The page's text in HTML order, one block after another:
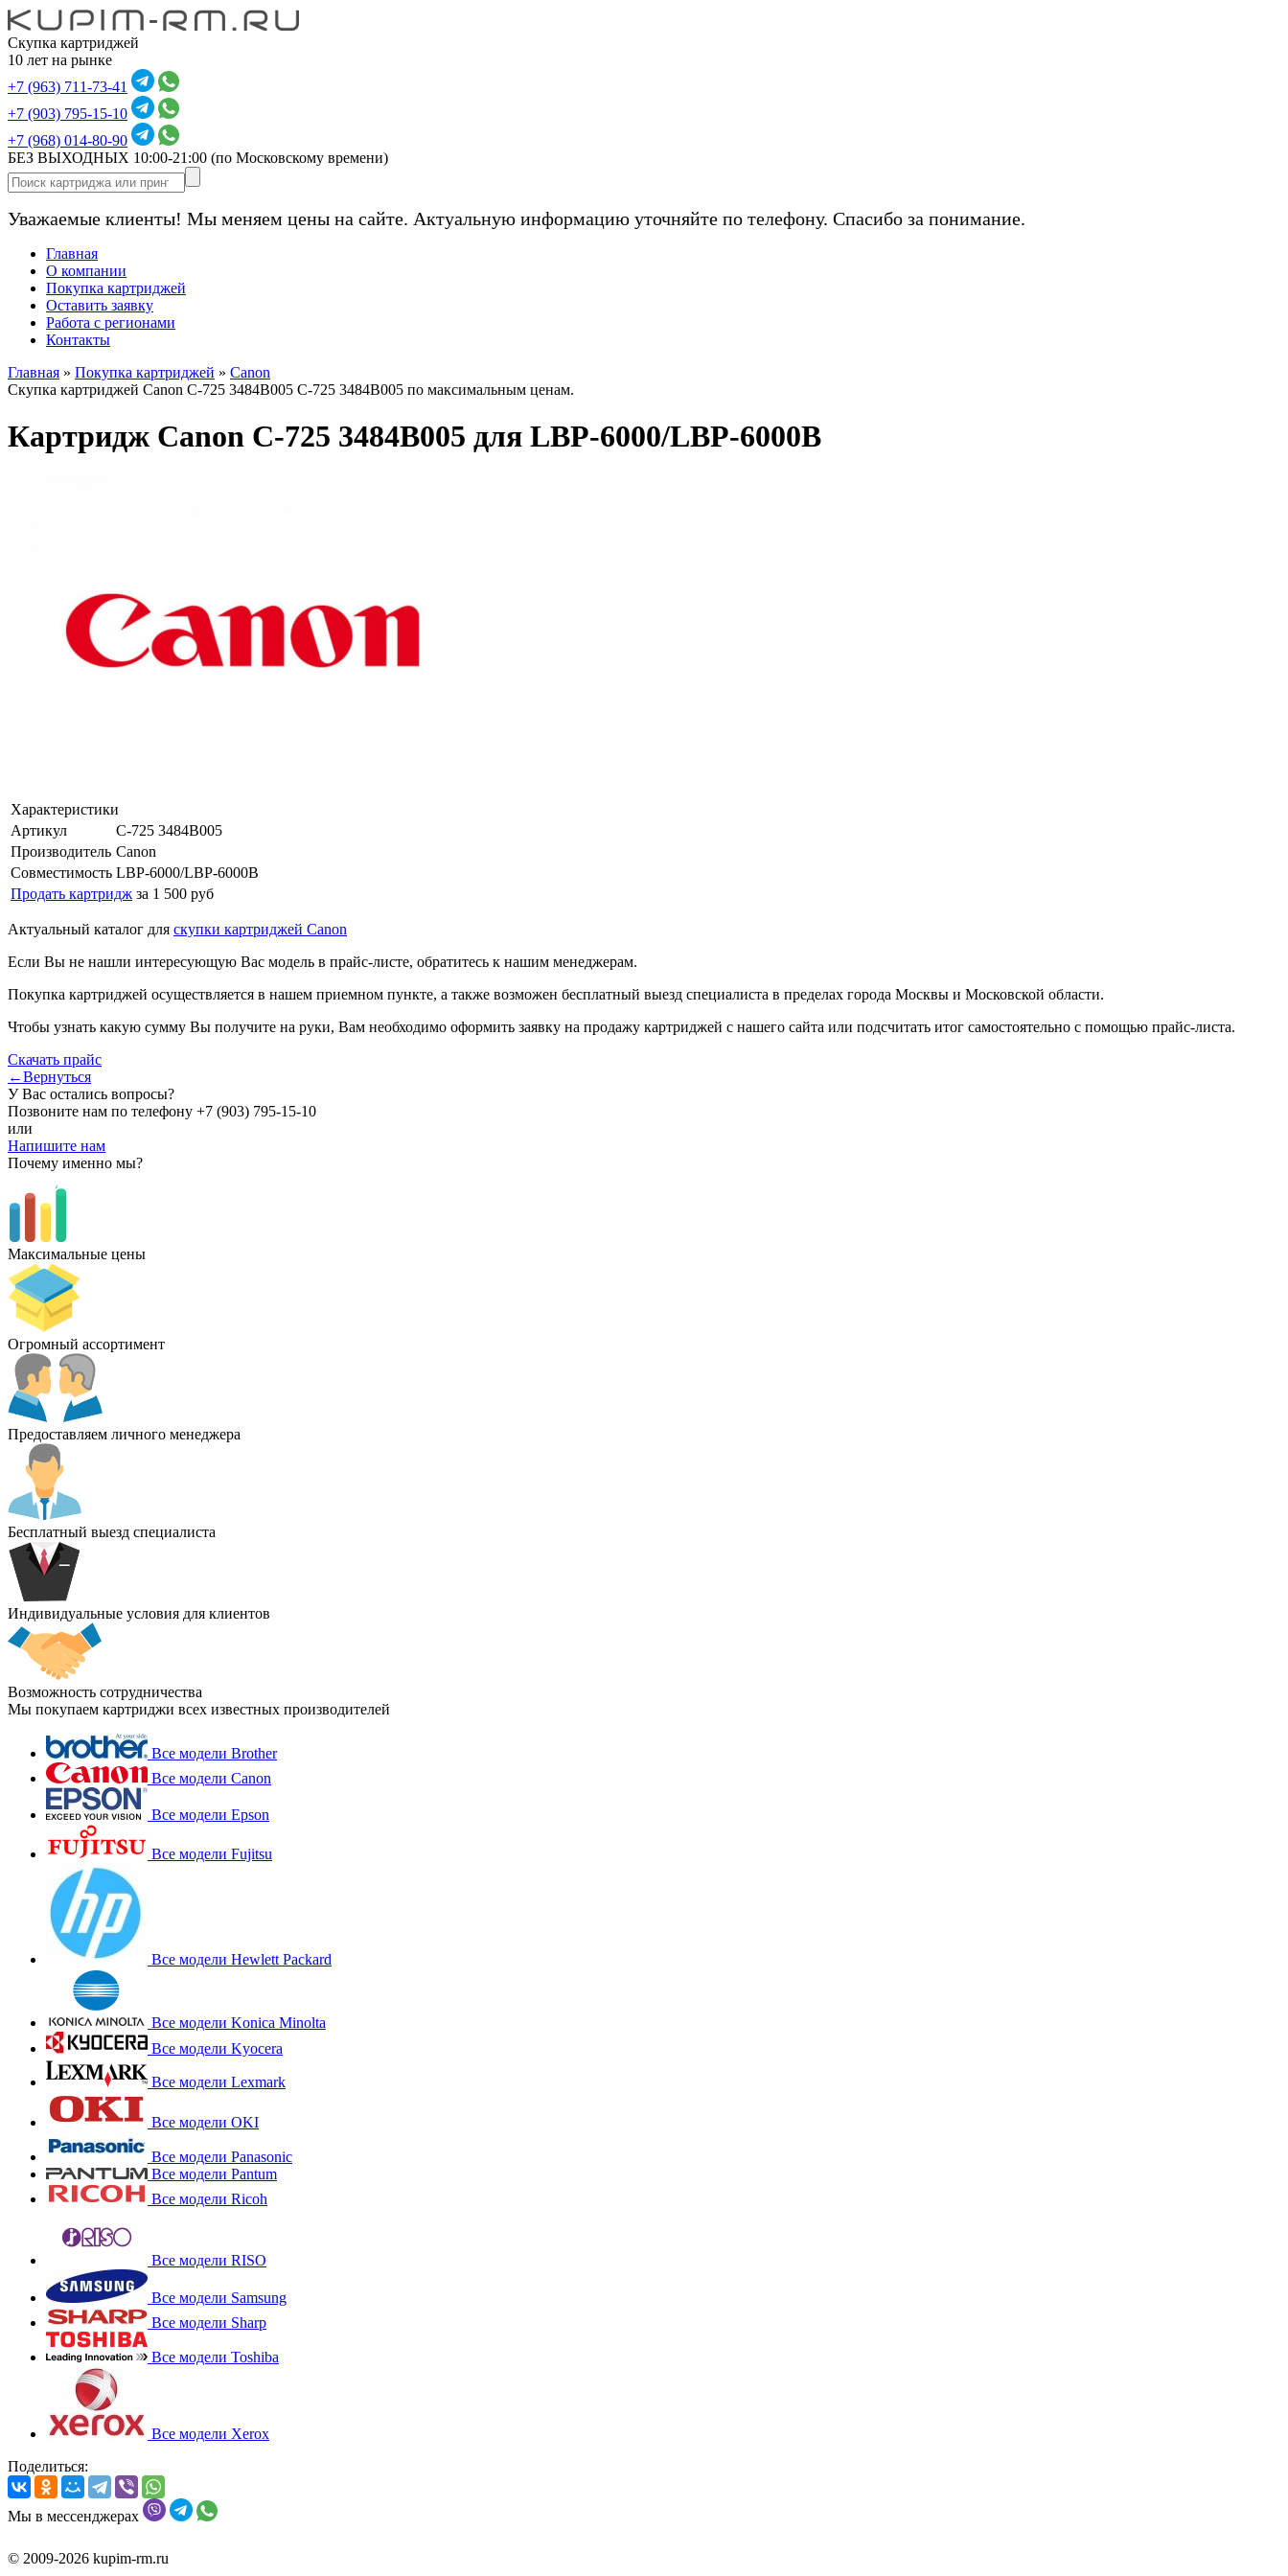
Скупка картриджей
10 лет на рынке
+7 (963) 711-73-41
+7 (903) 795-15-10
+7 (968) 014-80-90
БЕЗ ВЫХОДНЫХ 10:00-21:00 (по Московскому времени)
Уважаемые клиенты! Мы меняем цены на сайте. Актуальную информацию уточняйте по телефону. Спасибо за понимание.
Главная
О компании
Покупка картриджей
Оставить заявку
Работа с регионами
Контакты
Главная » Покупка картриджей » Canon
Скупка картриджей Canon C-725 3484B005 C-725 3484B005 по максимальным ценам.
Картридж Canon C-725 3484B005 для LBP-6000/LBP-6000B
Характеристики
Артикул
C-725 3484B005
Производитель Canon
Совместимость LBP-6000/LBP-6000B
Продать картридж за 1 500 руб
Актуальный каталог для скупки картриджей Canon
Если Вы не нашли интересующую Вас модель в прайс-листе, обратитесь к нашим менеджерам.
Покупка картриджей осуществляется в нашем приемном пункте, а также возможен бесплатный выезд специалиста в пределах города Москвы и Московской области.
Чтобы узнать какую сумму Вы получите на руки, Вам необходимо оформить заявку на продажу картриджей с нашего сайта или подсчитать итог самостоятельно с помощью прайс-листа.
Скачать прайс
←Вернуться
У Вас остались вопросы?
Позвоните нам по телефону +7 (903) 795-15-10
или
Напишите нам
Почему именно мы?
Максимальные цены
Огромный ассортимент
Предоставляем личного менеджера
Бесплатный выезд специалиста
Индивидуальные условия для клиентов
Возможность сотрудничества
Мы покупаем картриджи всех известных производителей
Все модели Brother
Все модели Canon
Все модели Epson
Все модели Fujitsu
Все модели Hewlett Packard
Все модели Konica Minolta
Все модели Kyocera
Все модели Lexmark
Все модели OKI
Все модели Panasonic
Все модели Pantum
Все модели Ricoh
Все модели RISO
Все модели Samsung
Все модели Sharp
Все модели Toshiba
Все модели Xerox
Поделиться:
Мы в мессенджерах
© 2009-2026 kupim-rm.ru